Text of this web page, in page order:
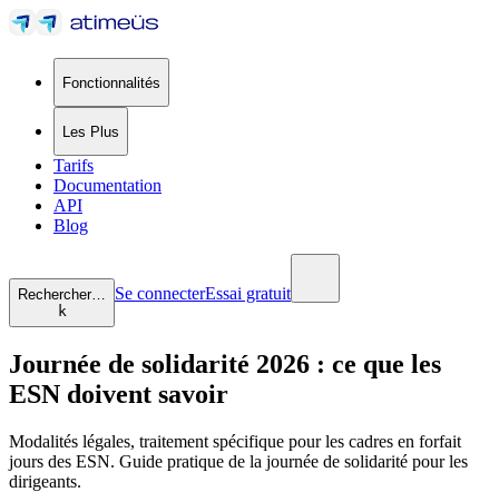
Fonctionnalités
Les Plus
Tarifs
Documentation
API
Blog
Rechercher…
k
Se connecterEssai gratuit
Journée de solidarité 2026 : ce que les
ESN doivent savoir
Modalités légales, traitement spécifique pour les cadres en forfait
jours des ESN. Guide pratique de la journée de solidarité pour les
dirigeants.